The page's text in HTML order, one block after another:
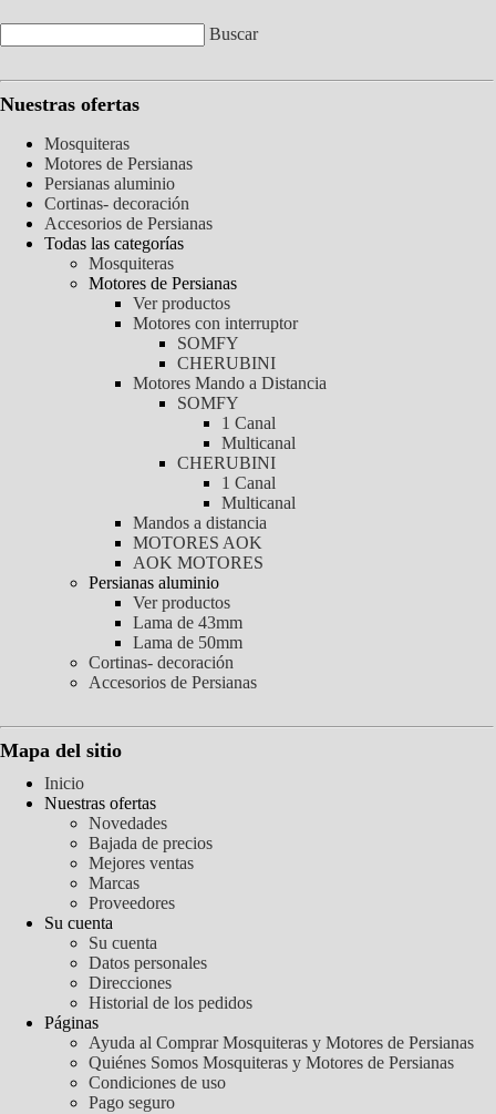
Buscar
Nuestras ofertas
Mosquiteras
Motores de Persianas
Persianas aluminio
Cortinas- decoración
Accesorios de Persianas
Todas las categorías
Mosquiteras
Motores de Persianas
Ver productos
Motores con interruptor
SOMFY
CHERUBINI
Motores Mando a Distancia
SOMFY
1 Canal
Multicanal
CHERUBINI
1 Canal
Multicanal
Mandos a distancia
MOTORES AOK
AOK MOTORES
Persianas aluminio
Ver productos
Lama de 43mm
Lama de 50mm
Cortinas- decoración
Accesorios de Persianas
Mapa del sitio
Inicio
Nuestras ofertas
Novedades
Bajada de precios
Mejores ventas
Marcas
Proveedores
Su cuenta
Su cuenta
Datos personales
Direcciones
Historial de los pedidos
Páginas
Ayuda al Comprar Mosquiteras y Motores de Persianas
Quiénes Somos Mosquiteras y Motores de Persianas
Condiciones de uso
Pago seguro